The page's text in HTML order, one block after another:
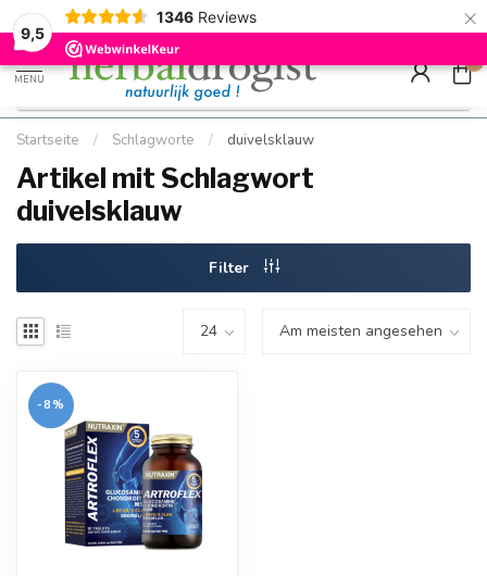
9,5
1346 Reviews ×
Kostenloser DE-Versand ab Mindestbestellwert |
Schnell geliefert
Minimum
Hızlı
MENU
0
Startseite / Schlagworte / duivelsklauw
Artikel mit Schlagwort
duivelsklauw
Filter
-8%